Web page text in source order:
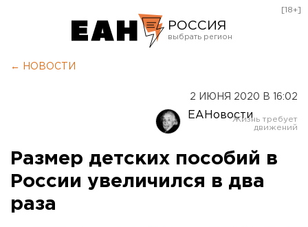
РОССИЯ
Оренбург
[18+]
← НОВОСТИ
2 ИЮНЯ 2020 В 16:02
ЕАНовости
Размер детских пособий в
России увеличился в два
раза